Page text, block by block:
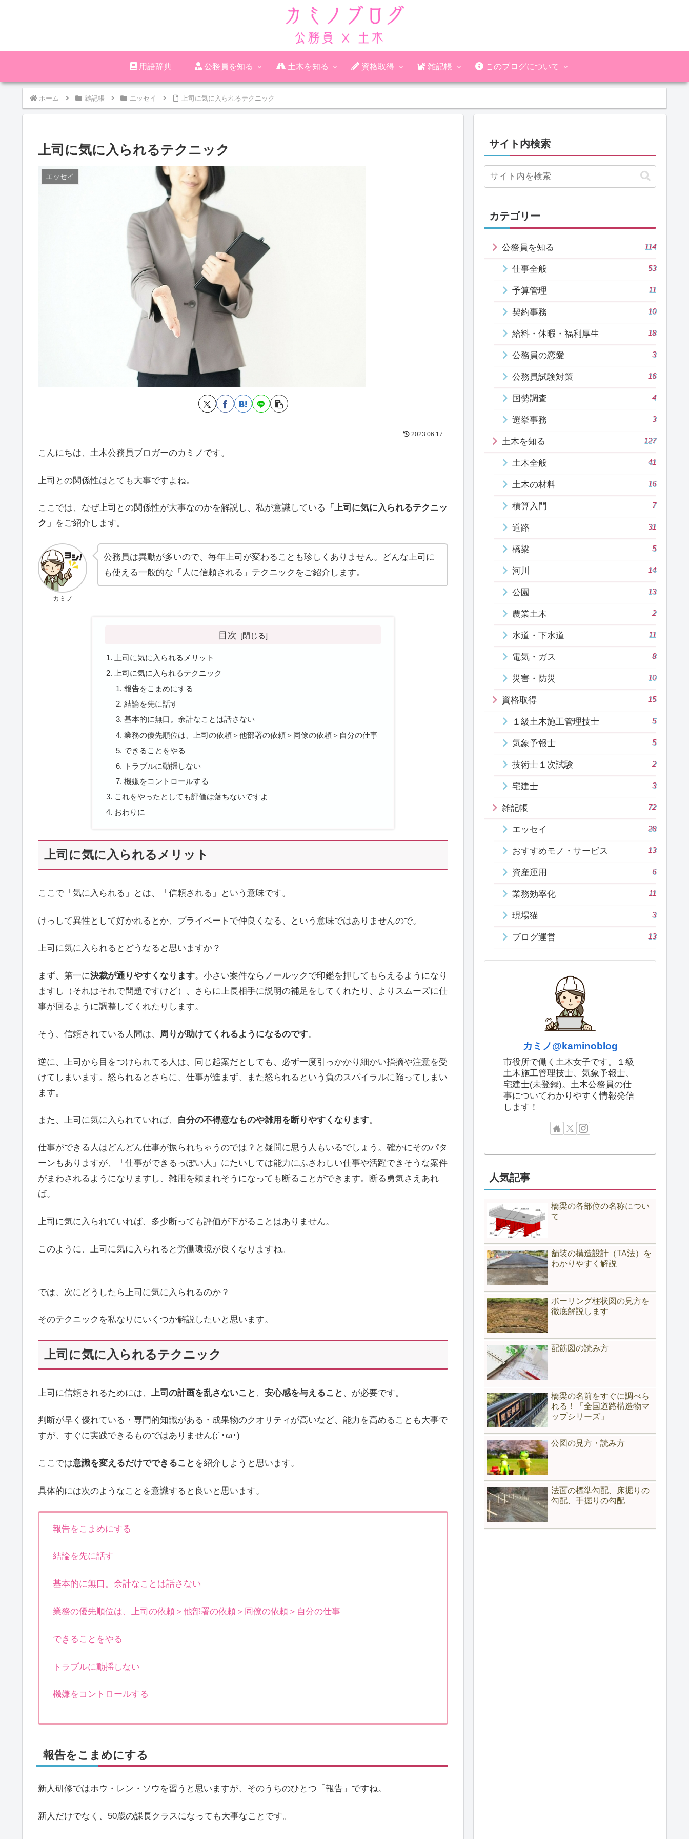
用語辞典 ‪︎‬‪︎公務員を知る 土木を知る 資格取得 雑記帳 このブログについて
ホーム 雑記帳 エッセイ 上司に気に入られるテクニック
上司に気に入られるテクニック
エッセイ
2023.06.17
こんにちは、土木公務員ブロガーのカミノです。
上司との関係性はとても大事ですよね。
ここでは、なぜ上司との関係性が大事なのかを解説し、私が意識している
「上司に気に入られるテクニッ
ク」 をご紹介します。
カミノ
公務員は異動が多いので、毎年上司が変わることも珍しくありません。どんな上司に
も使える一般的な「人に信頼される」テクニックをご紹介します。
目次
上司に気に入られるメリット
上司に気に入られるテクニック
報告をこまめにする
結論を先に話す
基本的に無口。余計なことは話さない
業務の優先順位は、上司の依頼＞他部署の依頼＞同僚の依頼＞自分の仕事
できることをやる
トラブルに動揺しない
機嫌をコントロールする
これをやったとしても評価は落ちないですよ
おわりに
上司に気に入られるメリット
ここで「気に入られる」とは、「信頼される」という意味です。
けっして異性として好かれるとか、プライベートで仲良くなる、という意味ではありませんので。
上司に気に入られるとどうなると思いますか？
まず、第一に決裁が通りやすくなります。小さい案件ならノールックで印鑑を押してもらえるようになり
ますし（それはそれで問題ですけど）、さらに上長相手に説明の補足をしてくれたり、よりスムーズに仕
事が回るように調整してくれたりします。
そう、信頼されている人間は、 周りが助けてくれるようになるのです。
逆に、上司から目をつけられてる人は、同じ起案だとしても、必ず一度引っかかり細かい指摘や注意を受
けてしまいます。怒られるとさらに、仕事が進まず、また怒られるという負のスパイラルに陥ってしまい
ます。
また、上司に気に入られていれば、 自分の不得意なものや雑用を断りやすくなります。
仕事ができる人はどんどん仕事が振られちゃうのでは？と疑問に思う人もいるでしょう。確かにそのパタ
ーンもありますが、「仕事ができるっぽい人」にたいしては能力にふさわしい仕事や活躍できそうな案件
がまわされるようになりますし、雑用を頼まれそうになっても断ることができます。断る勇気さえあれ
ば。
上司に気に入られていれば、多少断っても評価が下がることはありません。
このように、上司に気に入られると労働環境が良くなりますね。
では、次にどうしたら上司に気に入られるのか？
そのテクニックを私なりにいくつか解説したいと思います。
上司に気に入られるテクニック
上司に信頼されるためには、 上司の計画を乱さないこと 、 安心感を与えること 、が必要です。
判断が早く優れている・専門的知識がある・成果物のクオリティが高いなど、能力を高めることも大事で
すが、すぐに実践できるものではありません(;´･ω･)
ここでは意識を変えるだけでできること を紹介しようと思います。
具体的には次のようなことを意識すると良いと思います。
報告をこまめにする
結論を先に話す
基本的に無口。余計なことは話さない
業務の優先順位は、上司の依頼＞他部署の依頼＞同僚の依頼＞自分の仕事
できることをやる
トラブルに動揺しない
機嫌をコントロールする
報告をこまめにする
新人研修ではホウ・レン・ソウを習うと思いますが、そのうちのひとつ「報告」ですね。
新人だけでなく、50歳の課長クラスになっても大事なことです。
サイト内検索
カテゴリー
公務員を知る 114
仕事全般 53
予算管理 11
契約事務 10
給料・休暇・福利厚生 18
公務員の恋愛 3
公務員試験対策 16
国勢調査 4
選挙事務 3
土木を知る 127
土木全般 41
土木の材料 16
積算入門 7
道路 31
橋梁 5
河川 14
公園 13
農業土木 2
水道・下水道 11
電気・ガス 8
災害・防災 10
資格取得 15
１級土木施工管理技士 5
気象予報士 5
技術士１次試験 2
宅建士 3
雑記帳 72
エッセイ 28
おすすめモノ・サービス 13
資産運用 6
業務効率化 11
現場猫 3
ブログ運営 13
カミノ@kaminoblog
市役所で働く土木女子です。１級
土木施工管理技士、気象予報士、
宅建士(未登録)。土木公務員の仕
事についてわかりやすく情報発信
します！
人気記事
橋梁の各部位の名称につい
て
舗装の構造設計（TA法）を
わかりやすく解説
ボーリング柱状図の見方を
徹底解説します
配筋図の読み方
橋梁の名前をすぐに調べら
れる！「全国道路構造物マ
ップシリーズ」
公図の見方・読み方
法面の標準勾配、床掘りの
勾配、手掘りの勾配